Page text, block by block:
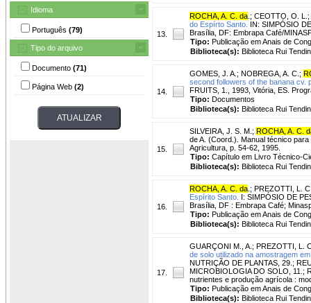
Idioma
Português (79)
Tipo do arquivo
Documento (71)
Página Web (2)
13.
ROCHA, A. C. da ; CEOTTO, O. L. ;
do Espírto Santo. IN: SIMPÓSIO
Brasília, DF: Embrapa Café/
Tipo: Publicação em Anais de
Biblioteca(s): Biblioteca Rui
14.
GOMES, J. A. ; NOBREGA, A. C. ;
second followers of the banana cv.
FRUITS, 1., 1993, Vitória, ES.
Tipo: Documentos
Biblioteca(s): Biblioteca Rui
15.
SILVEIRA, J. S. M. ; ROCHA, A. C.
de A. (Coord.). Manual técnico
Agricultura, p. 54-62, 1995.
Tipo: Capítulo em Livro Técnico-
Biblioteca(s): Biblioteca Rui
16.
ROCHA, A. C. da ; PREZOTTI, L.
Espírito Santo. I: SIMPÓSIO DE
Brasília, DF : Embrapa Café;
Tipo: Publicação em Anais de
Biblioteca(s): Biblioteca Rui
17.
GUARÇONI M., A. ; PREZOTTI, L.
de solo utilizado na amostragem
NUTRIÇÃO DE PLANTAS, 29.;
MICROBIOLOGIA DO SOLO, 11.;
nutrientes e produção agrícola :
Tipo: Publicação em Anais de
Biblioteca(s): Biblioteca Rui